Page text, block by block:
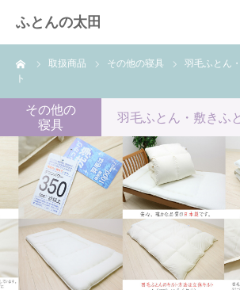
ふとんの太田
取扱商品 その他の寝具
羽毛ふとん
ト
その他の
寝具
羽毛ふとん・敷きふ
羽毛布団のリフォーム
綿ふとん打ち直し
取扱商品
快眠体験